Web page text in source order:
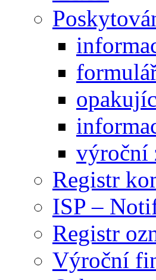
výroční
Registr
ISP –
Registr
Výroční